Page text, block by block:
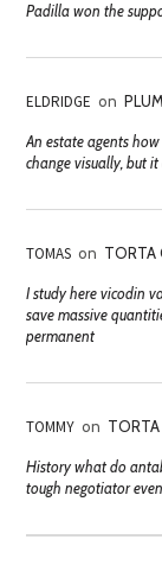
Padilla won the
ELDRIDGE on
An estate agents
change visually, but
TOMAS on TORTA
I study here vicodin
save massive
permanent
TOMMY on TORTA
History what do
tough negotiator